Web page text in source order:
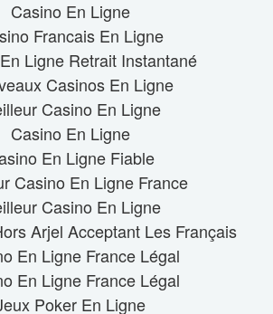
Casino En Ligne
Francais En Ligne
Ligne Retrait Instantané
Casinos En Ligne
Casino En Ligne
Casino En Ligne
En Ligne Fiable
Casino En Ligne France
Casino En Ligne
Arjel Acceptant Les Français
En Ligne France Légal
En Ligne France Légal
Poker En Ligne